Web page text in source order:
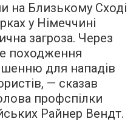
на Близькому Сході
у Німеччині
загроза. Через
походження
для нападів
— сказав
профспілки
Райнер Вендт.